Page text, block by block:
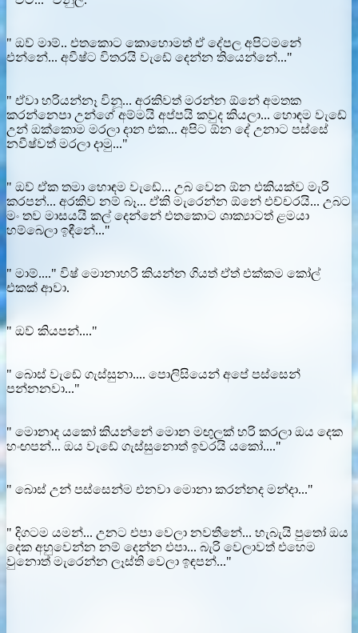
" ඔව් මාම්.. එතකොට කොහොමත් ඒ දේපල අපිටමනේ
එන්නේ... අවීෂ්ට විතරයි වැඩේ දෙන්න තියෙන්නේ..."
" ඒවා හරියන්නෑ විනූ... අරකිවත් මරන්න ඕනේ අමතක
කරන්නෙපා උන්ගේ අම්මයි අප්පයි කවුද කියලා... හොඳම වැඩේ
උන් ඔක්කොම මරලා දාන එක... අපිට ඕන දේ උනාට පස්සේ
නවීෂ්වත් මරලා දාමු..."
" ඔව් ඒක තමා හොඳම වැඩේ... උබ වෙන ඕන එකියක්ව මැරි
කරපන්... අරකිව නම් බෑ... ඒකි මැරෙන්න ඕනේ එච්චරයි... උබට
මං තව මාසයයි කල් දෙන්නේ එතකොට ශාක්‍යාටත් ළමයා
හම්බෙලා ඉඳීනේ..."
" මාම්...." විෂ් මොනාහරි කියන්න ගියත් ඒත් එක්කම කෝල්
එකක් ආවා.
" ඔව් කියපන්...."
" බොස් වැඩේ ගැස්සුනා.... පොලිසියෙන් අපේ පස්සෙන්
පන්නනවා..."
" මොනාද යකෝ කියන්නේ මොන මඟුලක් හරි කරලා ඔය දෙක
හංඟපන්... ඔය වැඩේ ගැස්සුනොත් ඉවරයි යකෝ...."
" බොස් උන් පස්සෙන්ම එනවා මොනා කරන්නද මන්දා..."
" දිගටම යමන්... උනට එපා වෙලා නවතීනේ... හැබැයි පුතෝ ඔය
දෙක අහුවෙන්න නම් දෙන්න එපා... බැරි වෙලාවත් එහෙම
වුනොත් මැරෙන්න ලෑස්ති වෙලා ඉඳපන්..."